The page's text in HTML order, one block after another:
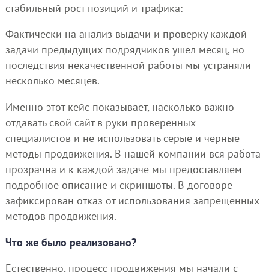
стабильный рост позиций и трафика:
Фактически на анализ выдачи и проверку каждой
задачи предыдущих подрядчиков ушел месяц, но
последствия некачественной работы мы устраняли
несколько месяцев.
Именно этот кейс показывает, насколько важно
отдавать свой сайт в руки проверенных
специалистов и не использовать серые и черные
методы продвижения. В нашей компании вся работа
прозрачна и к каждой задаче мы предоставляем
подробное описание и скриншоты. В договоре
зафиксирован отказ от использования запрещенных
методов продвижения.
Что же было реализовано?
Естественно, процесс продвижения мы начали с